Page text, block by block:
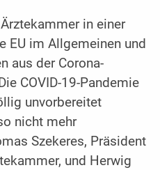
in einer
EU im Allgemeinen und
aus der Corona-
COVID-19-Pandemie
unvorbereitet
nicht mehr
Szekeres, Präsident
und Herwig